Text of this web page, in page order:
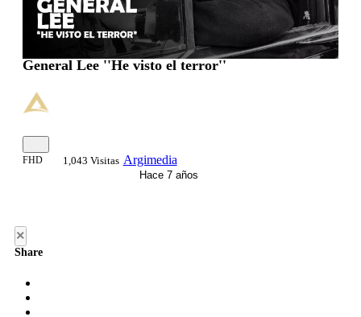
General Lee ''He visto el terror''
FHD 1,043 Visitas Argimedia
Hace 7 años
×
Share